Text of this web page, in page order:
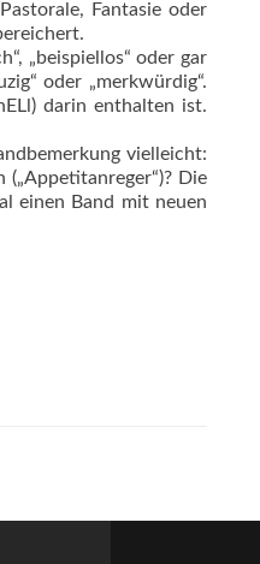
Fantasie oder
„beispiellos“ oder gar
oder „merkwürdig“.
da­rin enthalten ist.
vielleicht:
Die
einen Band mit neuen